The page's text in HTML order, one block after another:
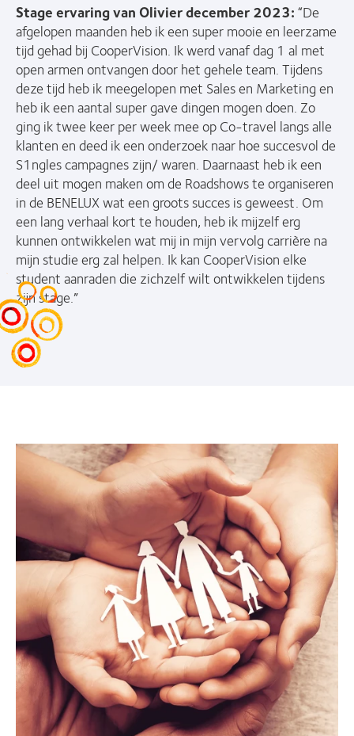
Stage ervaring van Olivier december 2023:“De
afgelopen maanden heb ik een super mooie en leerzame
tijd gehad bij CooperVision. Ik werd vanaf dag 1 al met
open armen ontvangen door het gehele team. Tijdens
deze tijd heb ik meegelopen met Sales en Marketing en
heb ik een aantal super gave dingen mogen doen. Zo
ging ik twee keer per week mee op Co-travel langs alle
klanten en deed ik een onderzoek naar hoe succesvol de
S1ngles campagnes zijn/ waren. Daarnaast heb ik een
deel uit mogen maken om de Roadshows te organiseren
in de BENELUX wat een groots succes is geweest. Om
een lang verhaal kort te houden, heb ik mijzelf erg
kunnen ontwikkelen wat mij in mijn vervolg carrière na
mijn studie erg zal helpen. Ik kan CooperVision elke
student aanraden die zichzelf wilt ontwikkelen tijdens
zijn stage.”